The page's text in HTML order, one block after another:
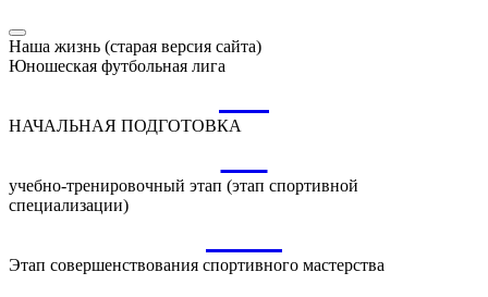
Наша жизнь (старая версия сайта)
Юношеская футбольная лига
НАЧАЛЬНАЯ ПОДГОТОВКА
учебно-тренировочный этап (этап спортивной
специализации)
Этап совершенствования спортивного мастерства